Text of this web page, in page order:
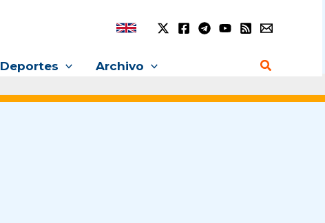
Deportes Archivo Buscar